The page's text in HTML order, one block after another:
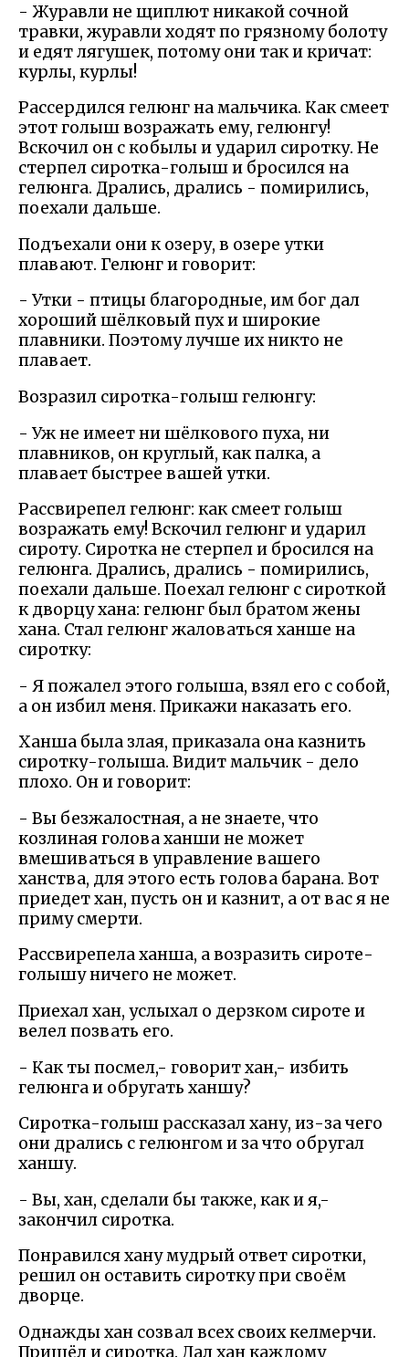
- Журавли не щиплют никакой сочной
травки, журавли ходят по грязному болоту
и едят лягушек, потому они так и кричат:
курлы, курлы!
Рассердился гелюнг на мальчика. Как смеет
этот голыш возражать ему, гелюнгу!
Вскочил он с кобылы и ударил сиротку. Не
стерпел сиротка-голыш и бросился на
гелюнга. Дрались, дрались - помирились,
поехали дальше.
Подъехали они к озеру, в озере утки
плавают. Гелюнг и говорит:
- Утки - птицы благородные, им бог дал
хороший шёлковый пух и широкие
плавники. Поэтому лучше их никто не
плавает.
Возразил сиротка-голыш гелюнгу:
- Уж не имеет ни шёлкового пуха, ни
плавников, он круглый, как палка, а
плавает быстрее вашей утки.
Рассвирепел гелюнг: как смеет голыш
возражать ему! Вскочил гелюнг и ударил
сироту. Сиротка не стерпел и бросился на
гелюнга. Дрались, дрались - помирились,
поехали дальше. Поехал гелюнг с сироткой
к дворцу хана: гелюнг был братом жены
хана. Стал гелюнг жаловаться ханше на
сиротку:
- Я пожалел этого голыша, взял его с собой,
а он избил меня. Прикажи наказать его.
Ханша была злая, приказала она казнить
сиротку-голыша. Видит мальчик - дело
плохо. Он и говорит:
- Вы безжалостная, а не знаете, что
козлиная голова ханши не может
вмешиваться в управление вашего
ханства, для этого есть голова барана. Вот
приедет хан, пусть он и казнит, а от вас я не
приму смерти.
Рассвирепела ханша, а возразить сироте-
голышу ничего не может.
Приехал хан, услыхал о дерзком сироте и
велел позвать его.
- Как ты посмел,- говорит хан,- избить
гелюнга и обругать ханшу?
Сиротка-голыш рассказал хану, из-за чего
они дрались с гелюнгом и за что обругал
ханшу.
- Вы, хан, сделали бы также, как и я,-
закончил сиротка.
Понравился хану мудрый ответ сиротки,
решил он оставить сиротку при своём
дворце.
Однажды хан созвал всех своих келмерчи.
Пришёл и сиротка. Дал хан каждому